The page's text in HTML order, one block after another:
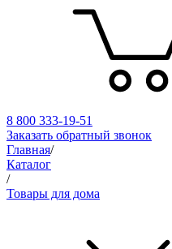
8 800 333-19-51
Заказать обратный звонок
Главная/
Каталог
/
Товары для дома